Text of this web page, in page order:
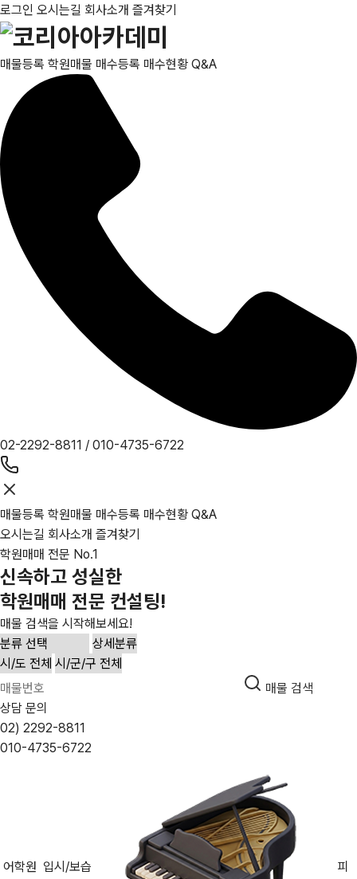
로그인 오시는길 회사소개 즐겨찾기
매물등록 학원매물 매수등록 매수현황 Q&A
02-2292-8811 / 010-4735-6722
매물등록 학원매물 매수등록 매수현황 Q&A
오시는길 회사소개 즐겨찾기
학원매매 전문 No.1
신속하고 성실한
학원매매 전문 컨설팅!
매물 검색을 시작해보세요!
매물 검색
상담 문의
02) 2292-8811
010-4735-6722
어학원 입시/보습 피